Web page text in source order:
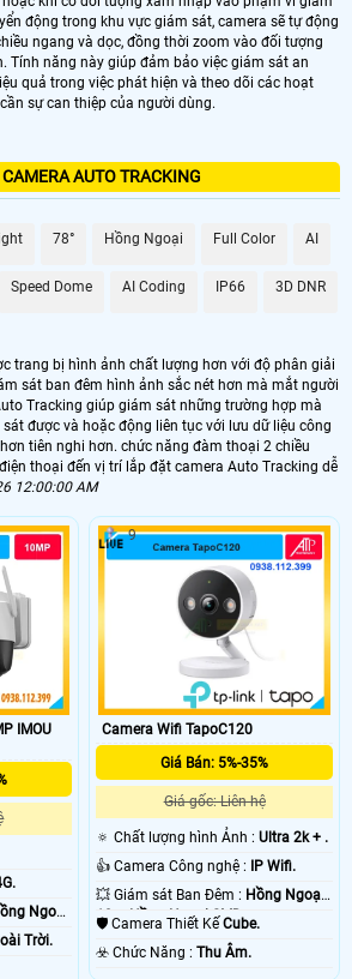
động trong khu vực giám sát, camera sẽ tự động
ngang và dọc, đồng thời zoom vào đối tượng
Tính năng này giúp đảm bảo việc giám sát an
quả trong việc phát hiện và theo dõi các hoạt
sự can thiệp của người dùng.
AUTO TRACKING
78° Hồng Ngoại Full Color AI
Speed Dome AI Coding IP66 3D DNR
trang bị hình ảnh chất lượng hơn với độ phân giải
sát ban đêm hình ảnh sắc nét hơn mà mắt người
Tracking giúp giám sát những trường hợp mà
được và hoặc động liên tục với lưu dữ liệu công
tiên nghi hơn. chức năng đàm thoại 2 chiều
thoại đến vị trí lắp đặt camera Auto Tracking dễ
12:00:00 AM
IMOU
Ngoại
Trời.
Camera Wifi TapoC120
Giá Bán: 5%-35%
Giá gốc: Liên hệ
🔅 Chất lượng hình Ảnh :Ultra 2k + .
👍 Camera Công nghệ :
IP Wifi.
💥 Giám sát Ban Đêm : Hồng Ngoại
10m Hồng Ngoại SMD.
🛡 Camera Thiết KếCube.
️☣️ Chức Năng :Thu Âm.
9